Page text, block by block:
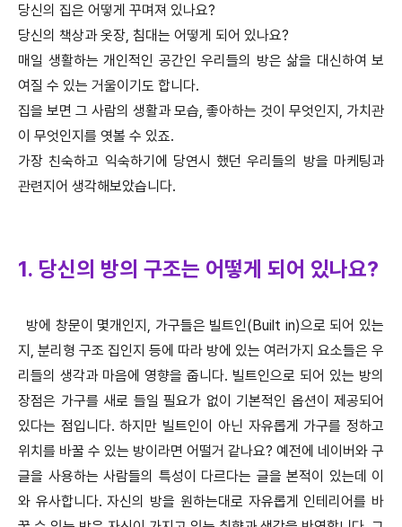
당신의 집은 어떻게 꾸며져 있나요?
당신의 책상과 옷장, 침대는 어떻게 되어 있나요?
매일 생활하는 개인적인 공간인 우리들의 방은 삶을 대신하여 보
여질 수 있는 거울이기도 합니다.
집을 보면 그 사람의 생활과 모습, 좋아하는 것이 무엇인지, 가치관
이 무엇인지를 엿볼 수 있죠.
가장 친숙하고 익숙하기에 당연시 했던 우리들의 방을 마케팅과
관련지어 생각해보았습니다.
1. 당신의 방의 구조는 어떻게 되어 있나요?
방에 창문이 몇개인지, 가구들은 빌트인(Built in)으로 되어 있는
지, 분리형 구조 집인지 등에 따라 방에 있는 여러가지 요소들은 우
리들의 생각과 마음에 영향을 줍니다. 빌트인으로 되어 있는 방의
장점은 가구를 새로 들일 필요가 없이 기본적인 옵션이 제공되어
있다는 점입니다. 하지만 빌트인이 아닌 자유롭게 가구를 정하고
위치를 바꿀 수 있는 방이라면 어떨거 같나요? 예전에 네이버와 구
글을 사용하는 사람들의 특성이 다르다는 글을 본적이 있는데 이
와 유사합니다. 자신의 방을 원하는대로 자유롭게 인테리어를 바